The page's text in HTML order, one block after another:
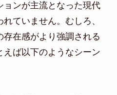
ョンが主流となった現代
ていません。むしろ、
在感がより強調される
えば以下のようなシーン